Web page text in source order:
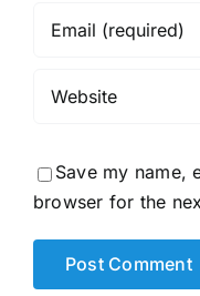
Save my name,
browser for the